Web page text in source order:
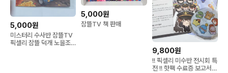
5,000원
미스터리 수사반 잠뜰TV
픽셀리 잠뜰 덕개 노을조
5,000원
잠뜰TV 책 판매
9,800원
!! 픽셀리 미수반 전시회 특
전 !! 핫팩 수료증 보고서